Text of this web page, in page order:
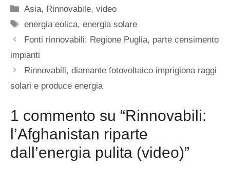
Categorie
Asia, Rinnovabile,video
Tag
energia eolica,energia solare
Fonti rinnovabili: Regione Puglia, parte censimento
impianti
Rinnovabili, diamante fotovoltaico imprigiona raggi
solari e produce energia
1 commento su “Rinnovabili:
l’Afghanistan riparte
dall’energia pulita (video)”